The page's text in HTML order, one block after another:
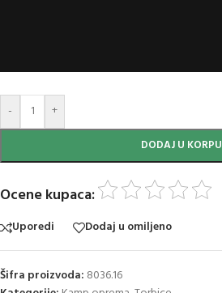
- +
DODAJ U KORPU
Ocene kupaca:
Uporedi Dodaj u omiljeno
Šifra proizvoda: 8036.16